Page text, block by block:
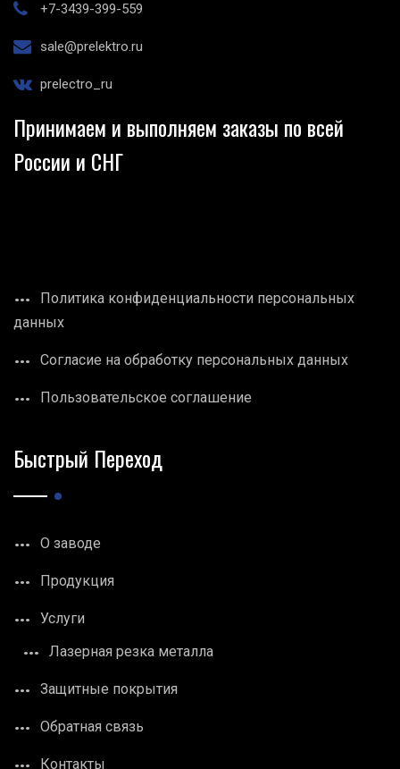
+7-3439-399-559
sale@prelektro.ru
prelectro_ru
Принимаем и выполняем заказы по всей
России и СНГ
Политика конфиденциальности персональных
данных
Согласие на обработку персональных данных
Пользовательское соглашение
Быстрый Переход
О заводе
Продукция
Услуги
Лазерная резка металла
Защитные покрытия
Обратная связь
Контакты